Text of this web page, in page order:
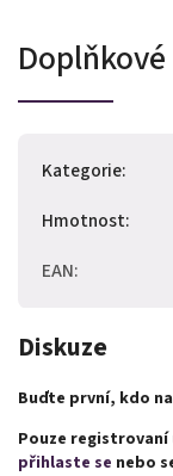
Kategorie:
Hmotnost:
EAN:
Diskuze
Buďte první, kdo
Pouze
přihlaste se nebo